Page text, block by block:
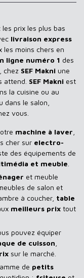
prix les plus bas
livraison express
les moins chers en
ligne numéro 1 des
chez SEF Makni une
attend. SEF Makni est
la cuisine ou au
dans le salon,
vous.
machine à laver
cher sur electro-
des équipements de
et meuble
et meuble
de salon et
à coucher, table
meilleurs prix tout
pouvez équiper
de cuisson
sur le marché.
de petits